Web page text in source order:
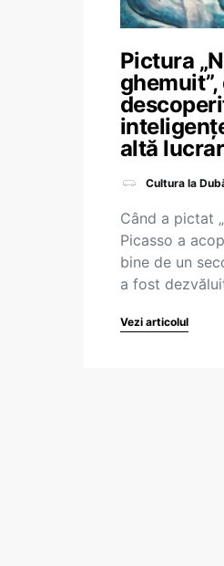
Pictura
altă
Cultura la
Când a pictat
Picasso a
bine de un
a fost
Vezi articolul